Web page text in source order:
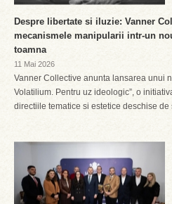
Despre libertate si iluzie: Vanner
mecanismele manipularii intr-un
toamna
11 Mai 2026
Vanner Collective anunta lansarea unui
Volatilium. Pentru uz ideologic”, o
directiile tematice si estetice deschise de